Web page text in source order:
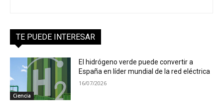
TE PUEDE INTERESAR
Ciencia
El hidrógeno verde puede convertir a
España en líder mundial de la red eléctrica
16/07/2026